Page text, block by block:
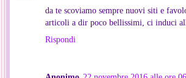
da te scoviamo sempre nuovi siti e
articoli a dir poco bellissimi, ci induci
Rispondi